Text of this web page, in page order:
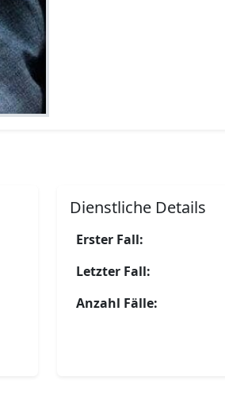
Dienstliche Details
Erster Fall:
Letzter Fall:
Anzahl Fälle: